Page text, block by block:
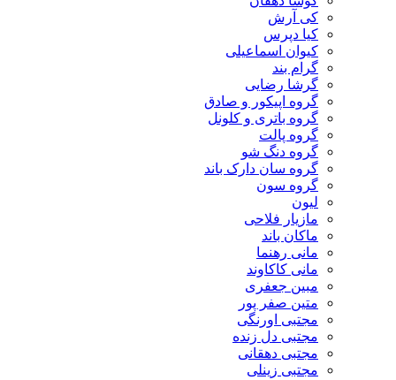
کی آرش
کیا دپرس
کیوان اسماعیلی
گرام بند
گرشا رضایی
گروه اپیکور و صادق
گروه باتری و کلونل
گروه پالت
گروه دنگ شو
گروه سان دارک باند
گروه سون
لیون
مازیار فلاحی
ماکان باند
مانی رهنما
مانی کاکاوند
مبین جعفری
متین صفر پور
مجتبی اورنگی
مجتبی دل زنده
مجتبی دهقانی
مجتبی زینلی